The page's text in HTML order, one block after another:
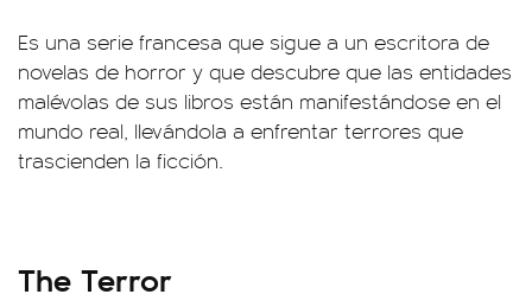
Es una serie francesa que sigue a un escritora de
novelas de horror y que descubre que las entidades
malévolas de sus libros están manifestándose en el
mundo real, llevándola a enfrentar terrores que
trascienden la ficción.
The Terror